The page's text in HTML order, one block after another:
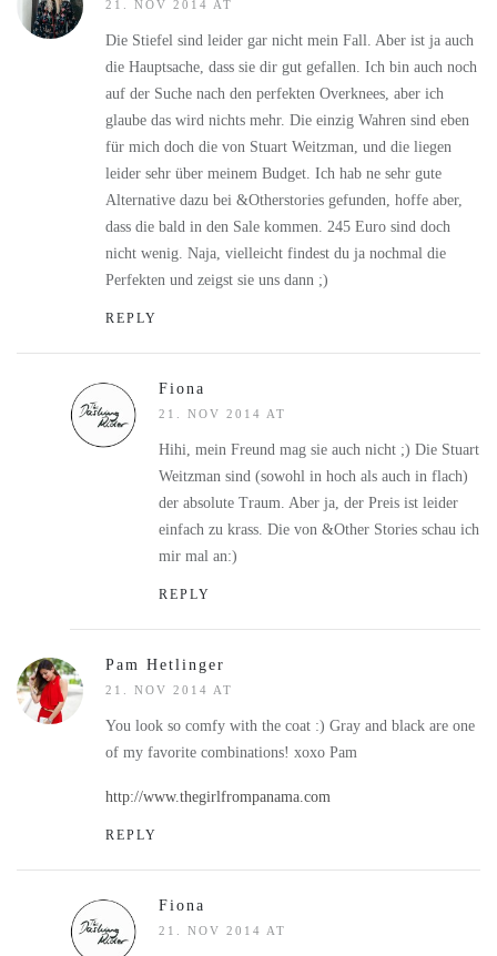
21. NOV 2014 AT
Die Stiefel sind leider gar nicht mein Fall. Aber ist ja auch
die Hauptsache, dass sie dir gut gefallen. Ich bin auch noch
auf der Suche nach den perfekten Overknees, aber ich
glaube das wird nichts mehr. Die einzig Wahren sind eben
für mich doch die von Stuart Weitzman, und die liegen
leider sehr über meinem Budget. Ich hab ne sehr gute
Alternative dazu bei &Otherstories gefunden, hoffe aber,
dass die bald in den Sale kommen. 245 Euro sind doch
nicht wenig. Naja, vielleicht findest du ja nochmal die
Perfekten und zeigst sie uns dann ;)
REPLY
Fiona
21. NOV 2014 AT
Hihi, mein Freund mag sie auch nicht ;) Die Stuart
Weitzman sind (sowohl in hoch als auch in flach)
der absolute Traum. Aber ja, der Preis ist leider
einfach zu krass. Die von &Other Stories schau ich
mir mal an:)
REPLY
Pam Hetlinger
21. NOV 2014 AT
You look so comfy with the coat :) Gray and black are one
of my favorite combinations! xoxo Pam
http://www.thegirlfrompanama.com
REPLY
Fiona
21. NOV 2014 AT